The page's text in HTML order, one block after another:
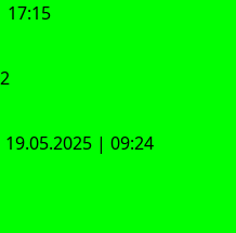
17:15
| 09:24